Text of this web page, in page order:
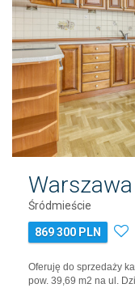
Warszawa
Śródmieście
869 300 PLN
Oferuję do sprzedaży
pow. 39,69 m2 na ul.